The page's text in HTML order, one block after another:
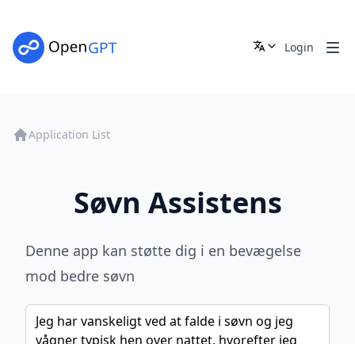
Login
Application List
Søvn Assistens
Denne app kan støtte dig i en bevægelse
mod bedre søvn